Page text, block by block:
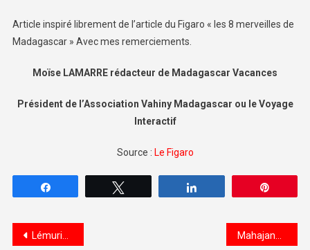
Article inspiré librement de l’article du Figaro « les 8 merveilles de
Madagascar » Avec mes remerciements.
Moïse LAMARRE rédacteur de Madagascar Vacances
Président de l’Association Vahiny Madagascar ou le Voyage
Interactif
Source : Le Figaro
Navigation de l’article
Lémuriens by Armel Madagascar Photographe et Exodus Travels